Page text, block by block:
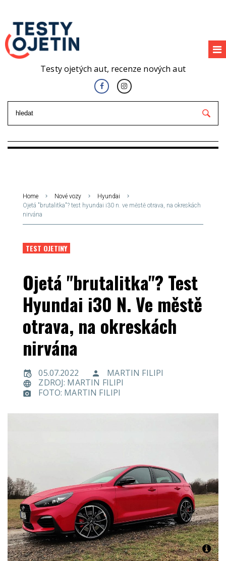
Testy ojetých aut, recenze nových aut
Home Nové vozy
Hyundai
Ojetá "brutalitka"? test hyundai i30 n. ve městě otrava, na okreskách
nirvána
TEST OJETINY
Ojetá "brutalitka"? Test
Hyundai i30 N. Ve městě
otrava, na okreskách
nirvána
05.07.2022
MARTIN FILIPI
ZDROJ: MARTIN FILIPI
FOTO: MARTIN FILIPI